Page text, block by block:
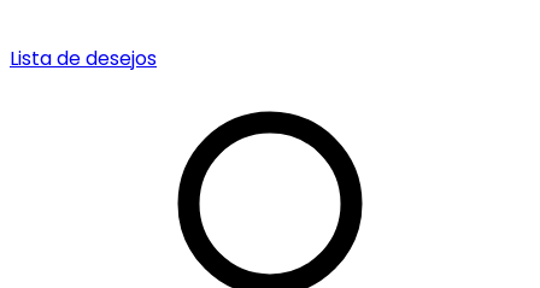
Lista de desejos